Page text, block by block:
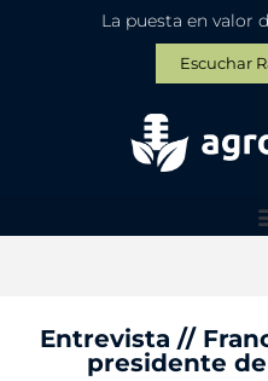
La puesta en valor
Escuchar
Entrevista //
presidente